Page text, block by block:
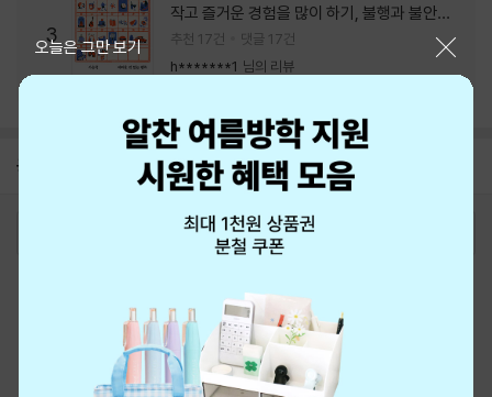
3
작고 즐거운 경험을 많이 하기, 불행과 불안을
회피하지 말기, 그리고 좋은 사람을 많이 만나
기.
추천 17건
댓글 17건
h*******1 님의 리뷰
공지 8월 신용카드 무이자할부 안내
오늘은 그만 보기
최근 본 상품
eBook 1:1문의/채팅상담
예스이십사(주) 사업자 정보
이용약관
개인정보처리방침
청소년보호정책
PC버전
회사소개 거래처관계자께